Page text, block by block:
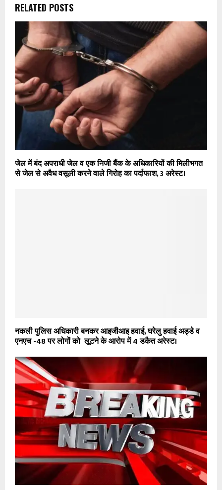
RELATED POSTS
जेल में बंद अपराधी जेल व एक निजी बैंक के अधिकारियों की मिलीभगत
से जेल से अवैध वसूली करने वाले गिरोह का पर्दाफाश, 3 अरेस्ट।
नकली पुलिस अधिकारी बनकर आइजीआइ हवाई, घरेलु हवाई अड्डे व
एनएच -48 पर लोगों को लूटने के आरोप में 4 डकैत अरेस्ट।